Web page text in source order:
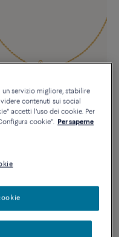
COLLANA FORCE 10
servizio migliore, stabilire
contenuti sui social
accetti l'uso dei cookie. Per
cookie".
Per saperne